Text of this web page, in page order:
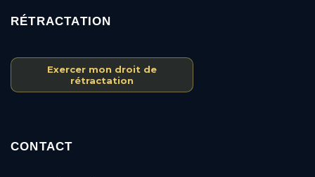
RÉTRACTATION
Exercer mon droit de
rétractation
CONTACT